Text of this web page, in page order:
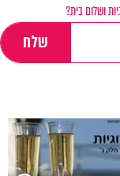
ושלום בית?